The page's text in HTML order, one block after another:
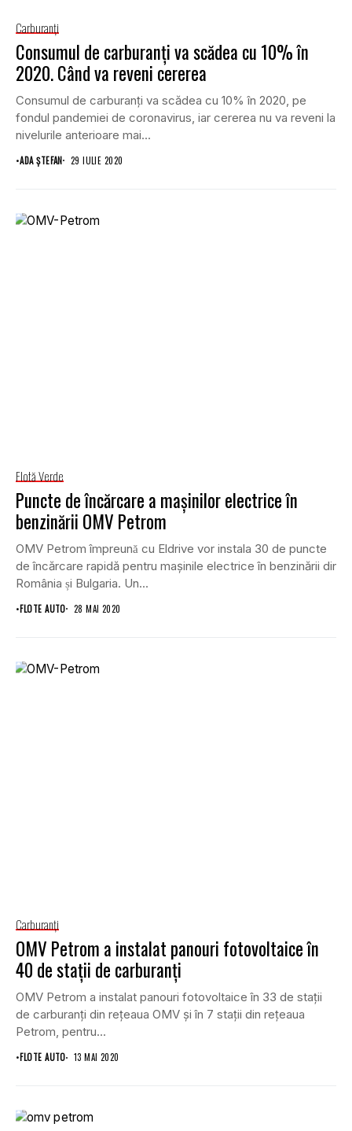
Carburanţi
Consumul de carburanţi va scădea cu 10% în
2020. Când va reveni cererea
Consumul de carburanţi va scădea cu 10% în 2020, pe
fondul pandemiei de coronavirus, iar cererea nu va reveni la
nivelurile anterioare mai...
•ADA ȘTEFAN 29 IULIE 2020
Flotă Verde
Puncte de încărcare a mașinilor electrice în
benzinării OMV Petrom
OMV Petrom împreună cu Eldrive vor instala 30 de puncte
de încărcare rapidă pentru mașinile electrice în benzinării din
România și Bulgaria. Un...
•FLOTE AUTO 28 MAI 2020
Carburanţi
OMV Petrom a instalat panouri fotovoltaice în
40 de staţii de carburanţi
OMV Petrom a instalat panouri fotovoltaice în 33 de staţii
de carburanţi din reţeaua OMV şi în 7 staţii din reţeaua
Petrom, pentru...
•FLOTE AUTO 13 MAI 2020